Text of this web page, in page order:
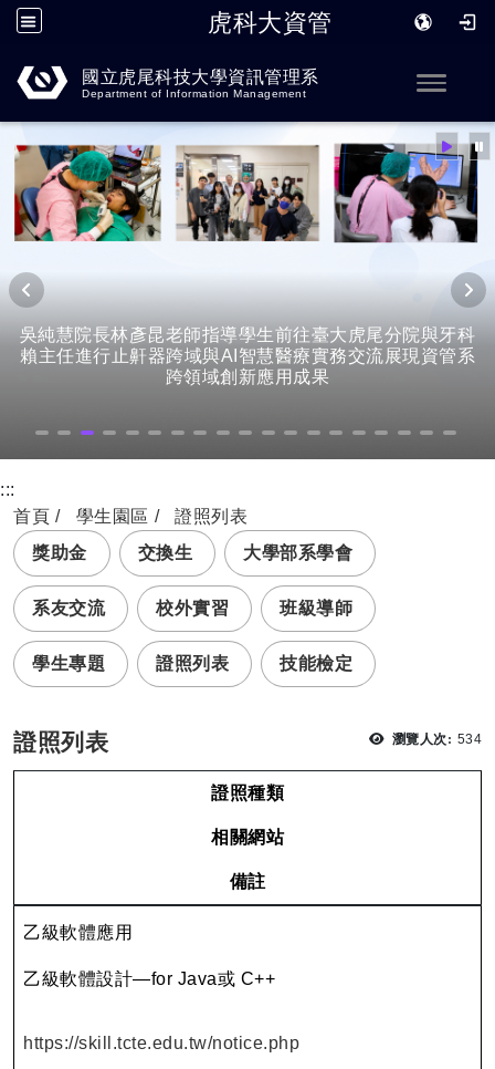
虎科大資管
跳到主要內容
國立虎尾科技大學資訊管理系
Department of Information Management
吳純慧院長林彥昆老師指導學生前往臺大虎尾分院與牙科
賴主任進行止鼾器跨域與AI智慧醫療實務交流展現資管系
跨領域創新應用成果
:::
首頁
學生園區
證照列表
獎助金
交換生 大學部系學會
系友交流 校外實習 班級導師
學生專題 證照列表 技能檢定
瀏覽人次: 瀏覽
534
證照列表
證照種類
相關網站
備註
乙級軟體應用
乙級軟體設計—for Java或 C++
https://skill.tcte.edu.tw/notice.php